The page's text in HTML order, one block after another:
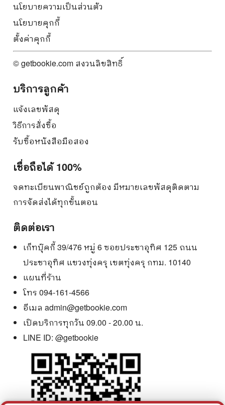
นโยบายความเป็นส่วนตัว
นโยบายคุกกี้
ตั้งค่าคุกกี้
© getbookie.com สงวนลิขสิทธิ์
บริการลูกค้า
แจ้งเลขพัสดุ
วิธีการสั่งซื้อ
รับซื้อหนังสือมือสอง
เชื่อถือได้ 100%
จดทะเบียนพาณิชย์ถูกต้อง มีหมายเลขพัสดุติดตาม
การจัดส่งได้ทุกขั้นตอน
ติดต่อเรา
เก็ทบุ๊คกี้ 39/476 หมู่ 6 ซอยประชาอุทิศ 125 ถนน
ประชาอุทิศ แขวงทุ่งครุ เขตทุ่งครุ กทม. 10140
แผนที่ร้าน
โทร 094-161-4566
อีเมล admin@getbookie.com
เปิดบริการทุกวัน 09.00 - 20.00 น.
LINE ID: @getbookie